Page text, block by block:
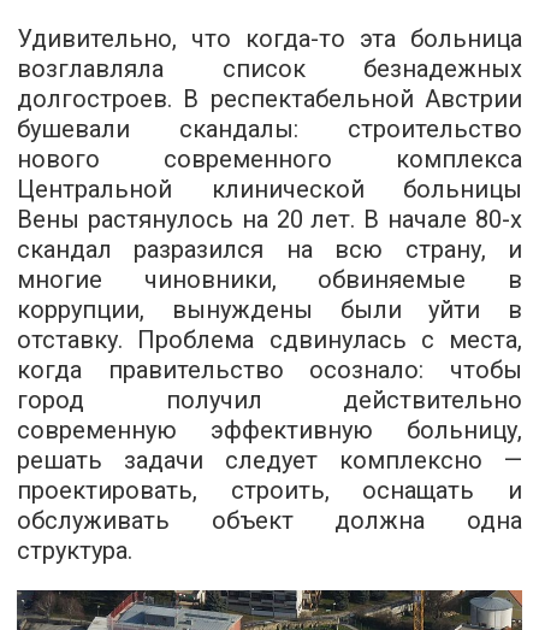
Удивительно, что когда-то эта больница
возглавляла список безнадежных
долгостроев. В респектабельной Австрии
бушевали скандалы: строительство
нового современного комплекса
Центральной клинической больницы
Вены растянулось на 20 лет. В начале 80-х
скандал разразился на всю страну, и
многие чиновники, обвиняемые в
коррупции, вынуждены были уйти в
отставку. Проблема сдвинулась с места,
когда правительство осознало: чтобы
город получил действительно
современную эффективную больницу,
решать задачи следует комплексно —
проектировать, строить, оснащать и
обслуживать объект должна одна
структура.